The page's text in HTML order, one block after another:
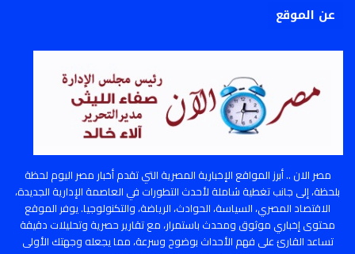
عن الموقع
مصر الان .. أبرز المواقع الإخبارية المصرية التي تقدم أخبار مصر اليوم لحظة
بلحظة، إلى جانب تغطية شاملة لأحدث التطورات في العاصمة الإدارية الجديدة،
الاقتصاد المصري، السياسة، الحوادث، الرياضة، والتكنولوجيا. يوفر الموقع
محتوى إخباري موثوق ومحدث باستمرار، مع تقارير حصرية وتحليلات دقيقة
تساعد القارئ على فهم الأحداث بوضوح وسرعة، مما يجعله وجهتك الأولى